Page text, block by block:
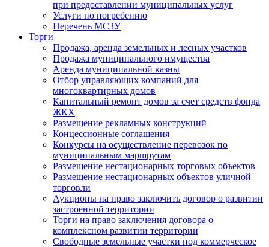
при предоставлении муниципальных услуг
Услуги по погребению
Перечень МСЗУ
Торги
Продажа, аренда земельных и лесных участков
Продажа муниципального имущества
Аренда муниципальной казны
Отбор управляющих компаний для
многоквартирных домов
Капитальный ремонт домов за счет средств фонда
ЖКХ
Размещение рекламных конструкций
Концессионные соглашения
Конкурсы на осуществление перевозок по
муниципальным маршрутам
Размещение нестационарных торговых объектов
Размещение нестационарных объектов уличной
торговли
Аукционы на право заключить договор о развитии
застроенной территории
Торги на право заключения договора о
комплексном развитии территории
Свободные земельные участки под коммерческое